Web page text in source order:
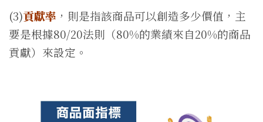
(3)貢獻率 ，則是指該商品可以創造多少價值，主
要是根據80/20法則（80%的業績來自20%的商品
貢獻）來設定。